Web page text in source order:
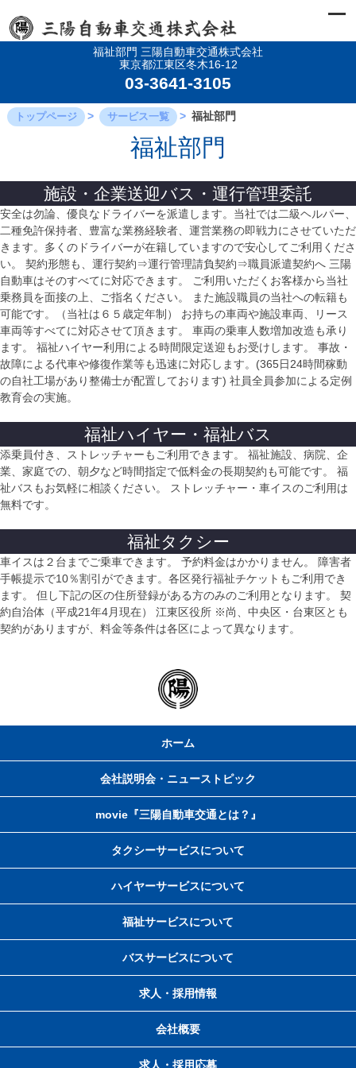
福祉部門 三陽自動車交通株式会社
東京都江東区冬木16-12
03-3641-3105
トップページ サービス一覧 福祉部門
福祉部門
施設・企業送迎バス・運行管理委託
安全は勿論、優良なドライバーを派遣します。当社では二級ヘルパー、
二種免許保持者、豊富な業務経験者、運営業務の即戦力にさせていただ
きます。多くのドライバーが在籍していますので安心してご利用くださ
い。 契約形態も、運行契約⇒運行管理請負契約⇒職員派遣契約へ 三陽
自動車はそのすべてに対応できます。 ご利用いただくお客様から当社
乗務員を面接の上、ご指名ください。 また施設職員の当社への転籍も
可能です。（当社は６５歳定年制） お持ちの車両や施設車両、リース
車両等すべてに対応させて頂きます。 車両の乗車人数増加改造も承り
ます。 福祉ハイヤー利用による時間限定送迎もお受けします。 事故・
故障による代車や修復作業等も迅速に対応します。(365日24時間稼動
の自社工場があり整備士が配置しております) 社員全員参加による定例
教育会の実施。
福祉ハイヤー・福祉バス
添乗員付き、ストレッチャーもご利用できます。 福祉施設、病院、企
業、家庭での、朝夕など時間指定で低料金の長期契約も可能です。 福
祉バスもお気軽に相談ください。 ストレッチャー・車イスのご利用は
無料です。
福祉タクシー
車イスは２台までご乗車できます。 予約料金はかかりません。 障害者
手帳提示で10％割引ができます。各区発行福祉チケットもご利用でき
ます。 但し下記の区の住所登録がある方のみのご利用となります。 契
約自治体（平成21年4月現在） 江東区役所 ※尚、中央区・台東区とも
契約がありますが、料金等条件は各区によって異なります。
ホーム
会社説明会・ニューストピック
movie『三陽自動車交通とは？』
タクシーサービスについて
ハイヤーサービスについて
福祉サービスについて
バスサービスについて
求人・採用情報
会社概要
求人・採用応募